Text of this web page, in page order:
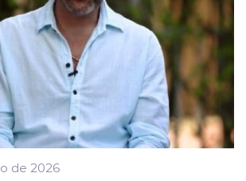
de 2026